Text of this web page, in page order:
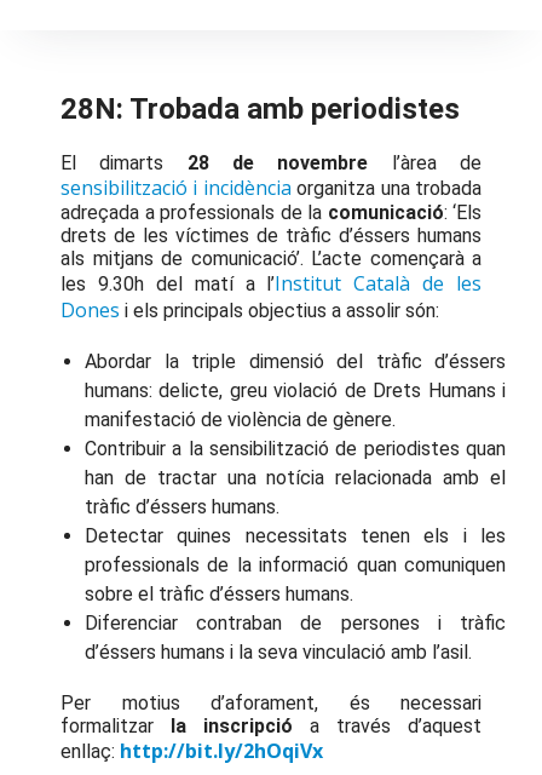
28N: Trobada amb periodistes
El dimarts 28 de novembre l’àrea de
sensibilització i incidència organitza una trobada
adreçada a professionals de la comunicació: ‘Els
drets de les víctimes de tràfic d’éssers humans
als mitjans de comunicació’. L’acte començarà a
les 9.30h del matí a l’Institut Català de les
Dones i els principals objectius a assolir són:
Abordar la triple dimensió del tràfic d’éssers
humans: delicte, greu violació de Drets Humans i
manifestació de violència de gènere.
Contribuir a la sensibilització de periodistes quan
han de tractar una notícia relacionada amb el
tràfic d’éssers humans.
Detectar quines necessitats tenen els i les
professionals de la informació quan comuniquen
sobre el tràfic d’éssers humans.
Diferenciar contraban de persones i tràfic
d’éssers humans i la seva vinculació amb l’asil.
Per motius d’aforament, és necessari
formalitzar la inscripció a través d’aquest
enllaç: http://bit.ly/2hOqiVx